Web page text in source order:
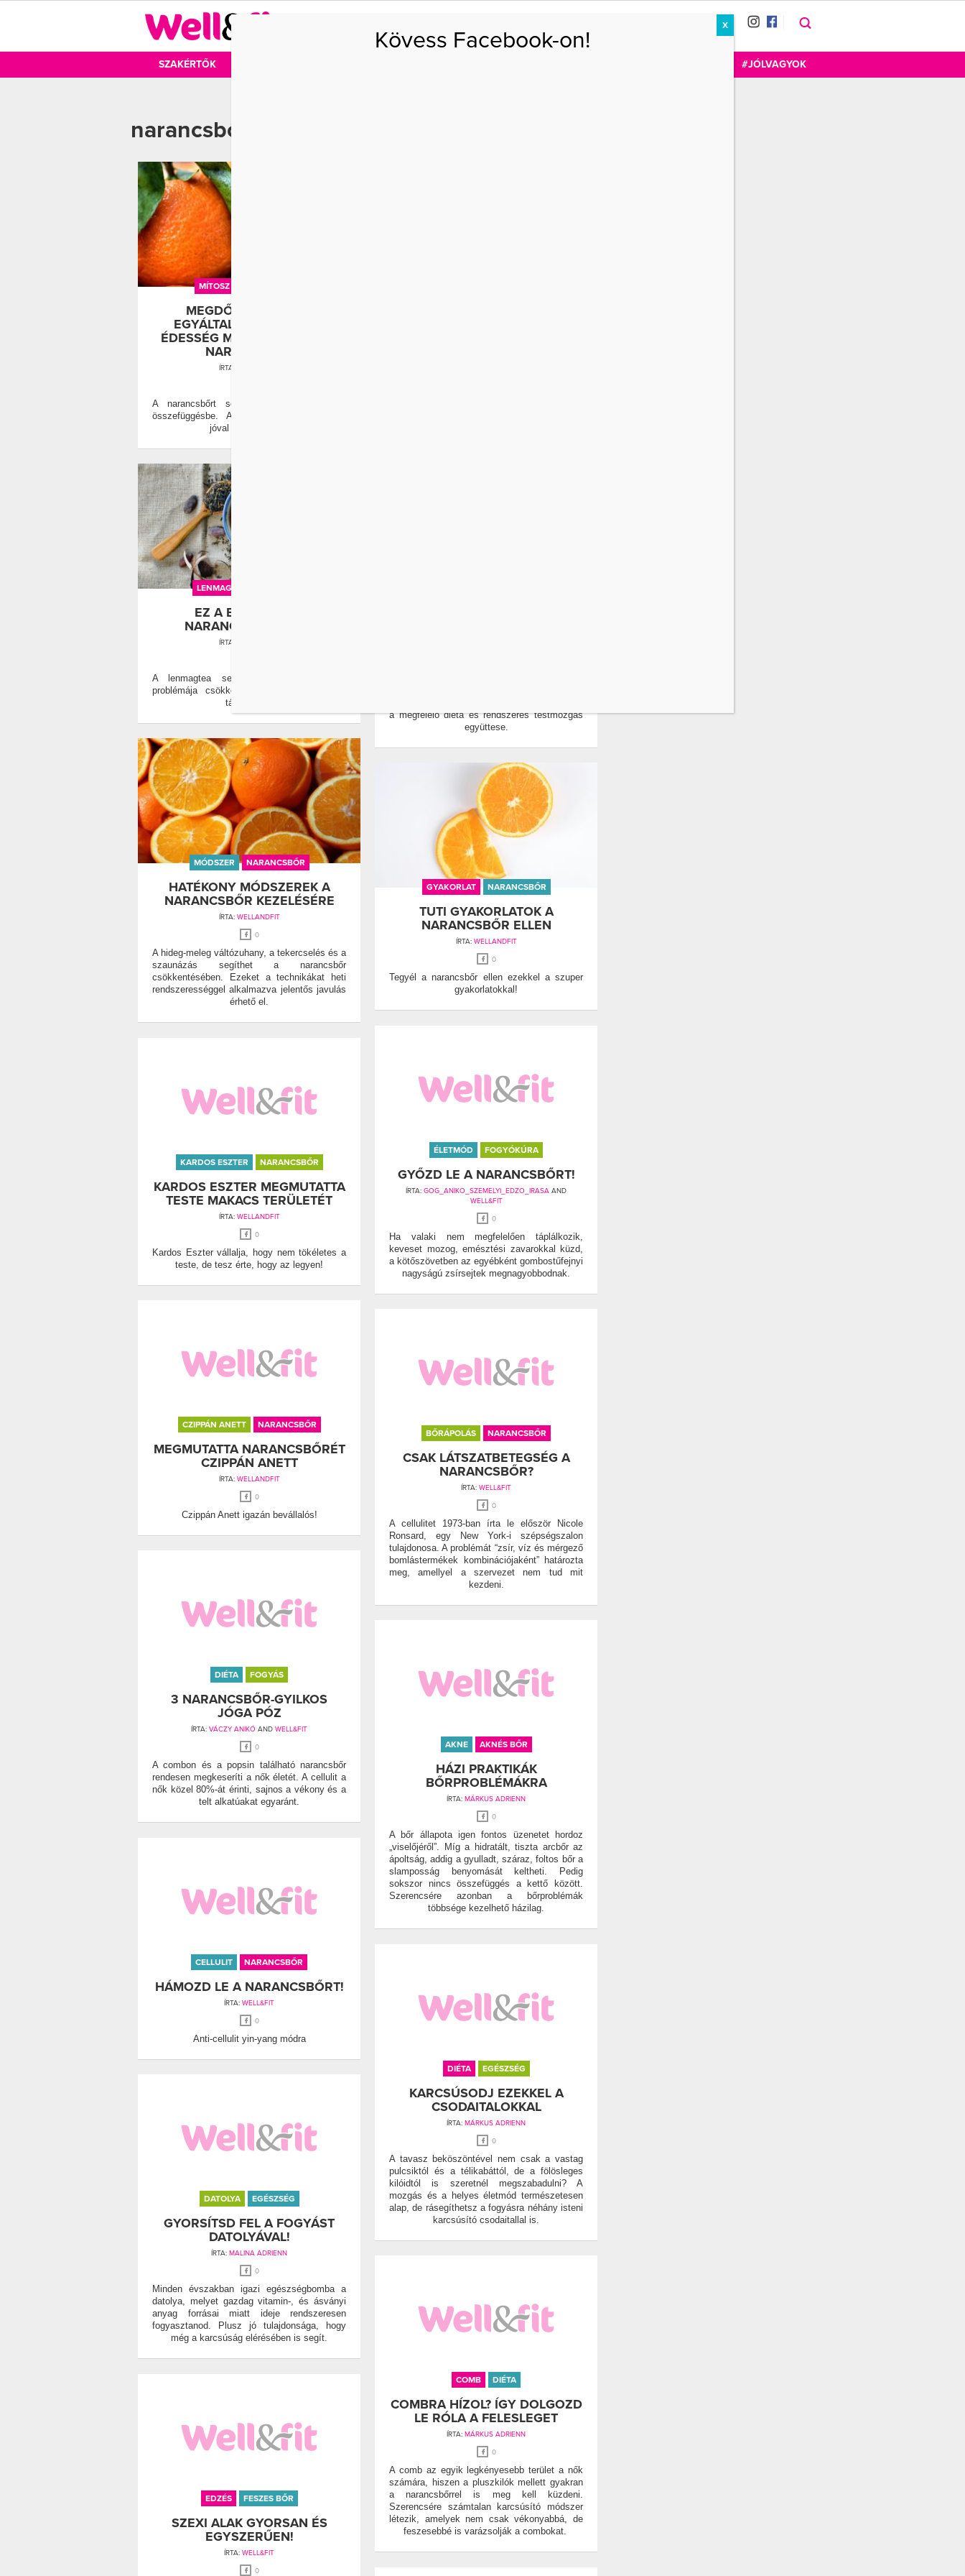
SZAKÉRTŐK #JÓLVAGYOK
narancsbőr
MÍTOSZ
MEGDŐLT A MÍTOSZ:
EGYÁLTALÁN NEM A SOK
ÉDESSÉG MIATT ALAKUL KI A
NARANCSBŐR
ÍRTA:
A narancsbőrt sokan a cukorral hozzák
összefüggésbe. A valóság azonban ennél
jóval összetettebb.
LENMAG
EZ A BEFUTÓ TEA
NARANCSBŐR ELLEN
ÍRTA:
A lenmagtea segítségével a narancsbőr
problémája csökkenthető, és a fogyás is
támogatott.
a megfelelő diéta és rendszeres testmozgás
együttese.
MÓDSZER NARANCSBŐR
HATÉKONY MÓDSZEREK A
NARANCSBŐR KEZELÉSÉRE
ÍRTA: WELLANDFIT
0
A hideg-meleg váltózuhany, a tekercselés és a
szaunázás segíthet a narancsbőr
csökkentésében. Ezeket a technikákat heti
rendszerességgel alkalmazva jelentős javulás
érhető el.
GYAKORLAT NARANCSBŐR
TUTI GYAKORLATOK A
NARANCSBŐR ELLEN
ÍRTA: WELLANDFIT
0
Tegyél a narancsbőr ellen ezekkel a szuper
gyakorlatokkal!
ÉLETMÓD FOGYÓKÚRA
GYŐZD LE A NARANCSBŐRT!
ÍRTA: GOG_ANIKO_SZEMELYI_EDZO_IRASA AND
WELL&FIT
0
Ha valaki nem megfelelően táplálkozik,
keveset mozog, emésztési zavarokkal küzd,
a kötőszövetben az egyébként gombostűfejnyi
nagyságú zsírsejtek megnagyobbodnak.
KARDOS ESZTER NARANCSBŐR
KARDOS ESZTER MEGMUTATTA
TESTE MAKACS TERÜLETÉT
ÍRTA: WELLANDFIT
0
Kardos Eszter vállalja, hogy nem tökéletes a
teste, de tesz érte, hogy az legyen!
CZIPPÁN ANETT NARANCSBŐR
MEGMUTATTA NARANCSBŐRÉT
CZIPPÁN ANETT
ÍRTA: WELLANDFIT
0
Czippán Anett igazán bevállalós!
BŐRÁPOLÁS NARANCSBŐR
CSAK LÁTSZATBETEGSÉG A
NARANCSBŐR?
ÍRTA: WELL&FIT
0
A cellulitet 1973-ban írta le először Nicole
Ronsard, egy New York-i szépségszalon
tulajdonosa. A problémát “zsír, víz és mérgező
bomlástermékek kombinációjaként” határozta
meg, amellyel a szervezet nem tud mit
kezdeni.
DIÉTA FOGYÁS
3 NARANCSBŐR-GYILKOS
JÓGA PÓZ
ÍRTA: VÁCZY ANIKÓ AND WELL&FIT
0
A combon és a popsin található narancsbőr
rendesen megkeseríti a nők életét. A cellulit a
nők közel 80%-át érinti, sajnos a vékony és a
telt alkatúakat egyaránt.
AKNE AKNÉS BŐR
HÁZI PRAKTIKÁK
BŐRPROBLÉMÁKRA
ÍRTA: MÁRKUS ADRIENN
0
A bőr állapota igen fontos üzenetet hordoz
„viselőjéről”. Míg a hidratált, tiszta arcbőr az
ápoltság, addig a gyulladt, száraz, foltos bőr a
slamposság benyomását keltheti. Pedig
sokszor nincs összefüggés a kettő között.
Szerencsére azonban a bőrproblémák
többsége kezelhető házilag.
CELLULIT NARANCSBŐR
HÁMOZD LE A NARANCSBŐRT!
ÍRTA: WELL&FIT
0
Anti-cellulit yin-yang módra
DIÉTA EGÉSZSÉG
KARCSÚSODJ EZEKKEL A
CSODAITALOKKAL
ÍRTA: MÁRKUS ADRIENN
0
A tavasz beköszöntével nem csak a vastag
pulcsiktól és a télikabáttól, de a fölösleges
kilóidtól is szeretnél megszabadulni? A
mozgás és a helyes életmód természetesen
alap, de rásegíthetsz a fogyásra néhány isteni
karcsúsító csodaitallal is.
DATOLYA EGÉSZSÉG
GYORSÍTSD FEL A FOGYÁST
DATOLYÁVAL!
ÍRTA: MALINA ADRIENN
0
Minden évszakban igazi egészségbomba a
datolya, melyet gazdag vitamin-, és ásványi
anyag forrásai miatt ideje rendszeresen
fogyasztanod. Plusz jó tulajdonsága, hogy
még a karcsúság elérésében is segít.
COMB DIÉTA
COMBRA HÍZOL? ÍGY DOLGOZD
LE RÓLA A FELESLEGET
ÍRTA: MÁRKUS ADRIENN
0
A comb az egyik legkényesebb terület a nők
számára, hiszen a pluszkilók mellett gyakran
a narancsbőrrel is meg kell küzdeni.
Szerencsére számtalan karcsúsító módszer
létezik, amelyek nem csak vékonyabbá, de
feszesebbé is varázsolják a combokat.
EDZÉS FESZES BŐR
SZEXI ALAK GYORSAN ÉS
EGYSZERŰEN!
ÍRTA: WELL&FIT
0
Kövess Facebook-on!
X